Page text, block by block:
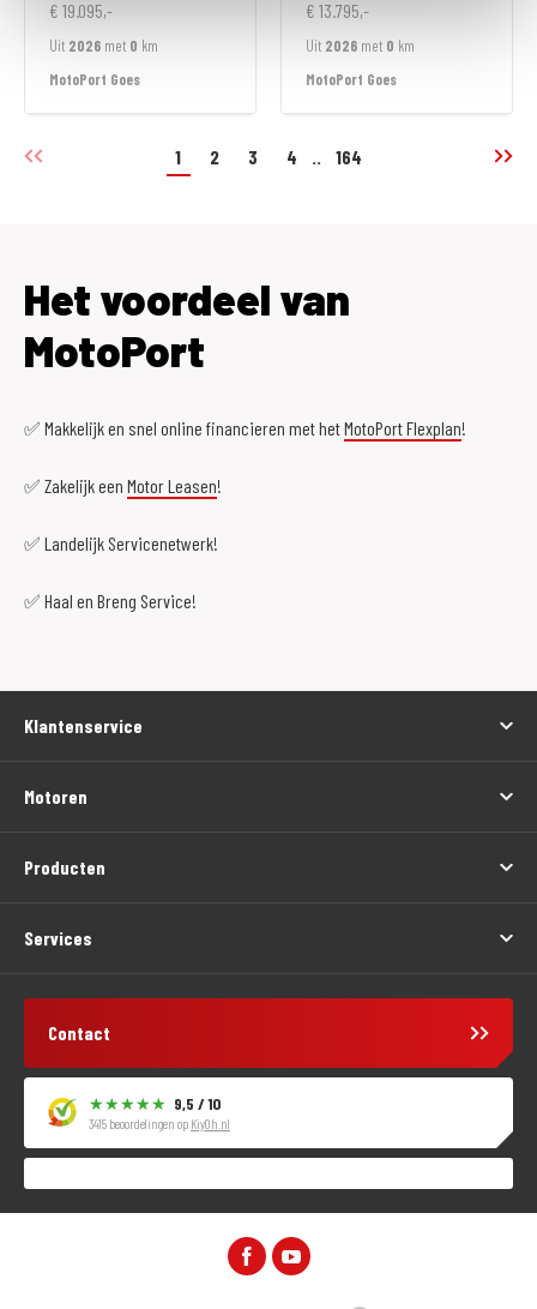
€ 19.095,-
Uit 2026 met 0 km
MotoPort Goes
€ 13.795,-
Uit 2026 met 0 km
MotoPort Goes
1 2 3 4 .. 164
Het voordeel van
MotoPort
✅ Makkelijk en snel online financieren met hetMotoPort Flexplan!
✅ Zakelijk een Motor Leasen!
✅ Landelijk Servicenetwerk!
✅ Haal en Breng Service!
Klantenservice
Motoren
Producten
Services
Contact
9,5 / 10
3415 beoordelingen op KiyOh.nl